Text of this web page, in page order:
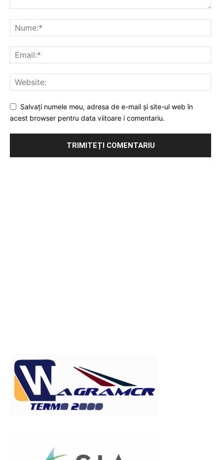
Salvați numele meu, adresa de e-mail și site-ul web în
acest browser pentru data viitoare i comentariu.